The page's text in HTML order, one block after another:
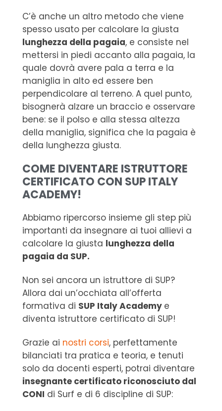
C’è anche un altro metodo che viene
spesso usato per calcolare la giusta
lunghezza della pagaia, e consiste nel
mettersi in piedi accanto alla pagaia, la
quale dovrà avere pala a terra e la
maniglia in alto ed essere ben
perpendicolare al terreno. A quel punto,
bisognerà alzare un braccio e osservare
bene: se il polso e alla stessa altezza
della maniglia, significa che la pagaia è
della lunghezza giusta.
COME DIVENTARE ISTRUTTORE
CERTIFICATO CON SUP ITALY
ACADEMY!
Abbiamo ripercorso insieme gli step più
importanti da insegnare ai tuoi allievi a
calcolare la giusta lunghezza della
pagaia da SUP.
Non sei ancora un istruttore di SUP?
Allora dai un’occhiata all’offerta
formativa di SUP Italy Academy e
diventa istruttore certificato di SUP!
Grazie ai nostri corsi, perfettamente
bilanciati tra pratica e teoria, e tenuti
solo da docenti esperti, potrai diventare
insegnante certificato riconosciuto dal
CONI di Surf e di 6 discipline di SUP: